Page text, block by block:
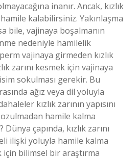
inanır. Ancak, kızlık
kalabilirsiniz. Yakınlaşma
bile, vajinaya boşalmanın
nedeniyle hamilelik
vajinaya girmeden kızlık
zarını kesmek için vajinaya
sokulması gerekir. Bu
ağız veya dil yoluyla
kızlık zarının yapısını
hamile kalma
Dünya çapında, kızlık zarını
ilişki yoluyla hamile kalma
için bilimsel bir araştırma